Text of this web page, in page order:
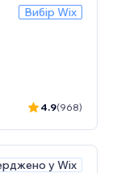
Вибір Wix
4.9(968)
у Wix